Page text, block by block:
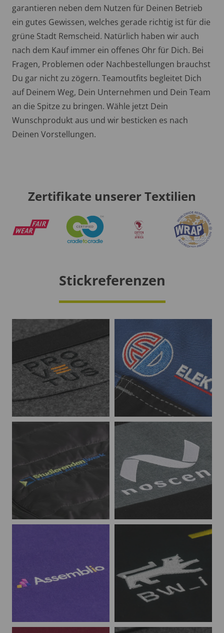
garantieren neben dem Nutzen für Deinen Betrieb
ein gutes Gewissen, welches gerade richtig ist für die
grüne Stadt Remscheid. Natürlich haben wir auch
nach dem Kauf immer ein offenes Ohr für Dich. Bei
Fragen, Problemen oder Nachbestellungen brauchst
Du gar nicht zu zögern. Teamoutfits begleitet Dich
auf Deinem Weg, Dein Unternehmen und Dein Team
an die Spitze zu bringen. Wähle jetzt Dein
Wunschprodukt aus und wir besticken es nach
Deinen Vorstellungen.
Zertifikate unserer Textilien
Stickreferenzen